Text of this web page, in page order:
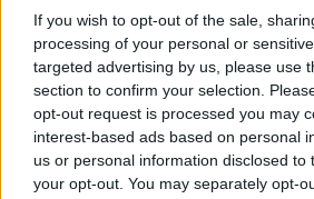
If you wish to opt-out of the sale,
processing of your personal or
targeted advertising by us, please use
section to confirm your selection.
opt-out request is processed you may
interest-based ads based on personal
us or personal information disclosed to
your opt-out. You may separately opt-
Φυσικοθεραπεία: Η κίνηση δεν
αποκατάσταση, αλλά πρόληψη
ΕΙΔΗΣΕΙΣ 10 Αυγούστου 2026